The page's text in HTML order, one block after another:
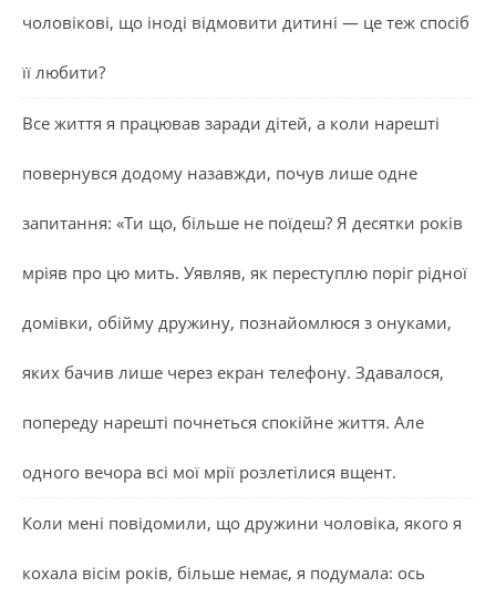
чоловікові, що іноді відмовити дитині — це теж спосіб
її любити?
Все життя я працював заради дітей, а коли нарешті
повернувся додому назавжди, почув лише одне
запитання: «Ти що, більше не поїдеш? Я десятки років
мріяв про цю мить. Уявляв, як переступлю поріг рідної
домівки, обійму дружину, познайомлюся з онуками,
яких бачив лише через екран телефону. Здавалося,
попереду нарешті почнеться спокійне життя. Але
одного вечора всі мої мрії розлетілися вщент.
Коли мені повідомили, що дружини чоловіка, якого я
кохала вісім років, більше немає, я подумала: ось